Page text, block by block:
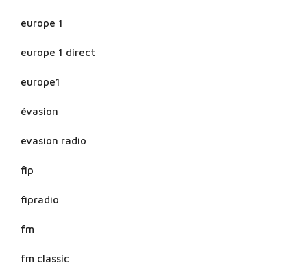
europe 1
europe 1 direct
europe1
évasion
evasion radio
fip
fipradio
fm
fm classic